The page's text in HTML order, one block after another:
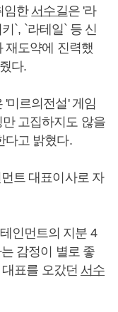
임한 서수길은 '라
`, `라테일` 등 신
재도약에 진력했
다.
'미르의전설' 게임
고집하지도 않을
다고 밝혔다.
트 대표이사로 자
인먼트의 지분 4
감정이 별로 좋
표를 오갔던 서수